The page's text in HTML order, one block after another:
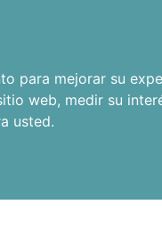
para mejorar su
web, medir su
usted.